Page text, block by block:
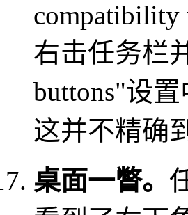
右击任务栏
buttons"设
这并不精确
桌面一瞥。